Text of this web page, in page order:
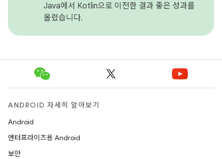
Java에서 Kotlin으로 이전한 결과 좋은 성과를
올렸습니다.
ANDROID 자세히 알아보기
Android
엔터프라이즈용 Android
보안